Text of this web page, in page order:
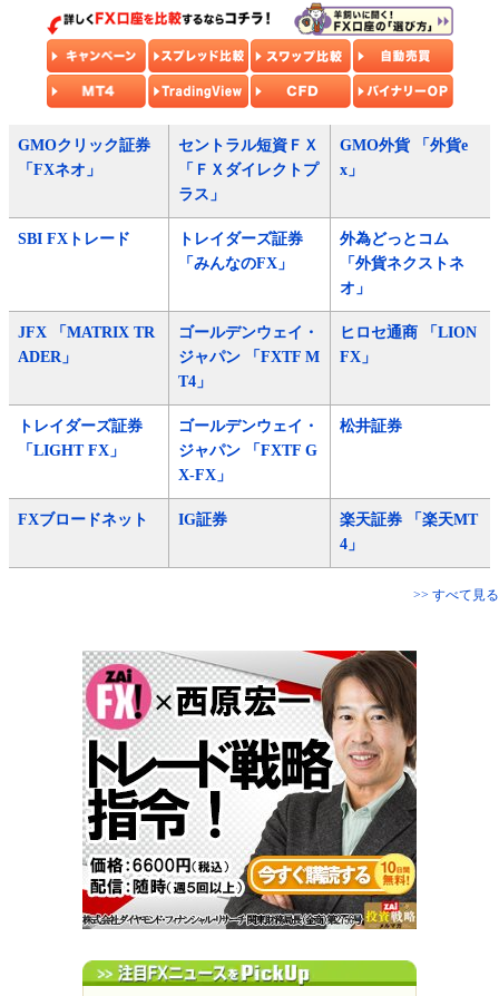
GMOクリック証券
「FXネオ」
セントラル短資ＦＸ
「ＦＸダイレクトプ
ラス」
GMO外貨 「外貨e
x」
SBI FXトレード
トレイダーズ証券
「みんなのFX」
外為どっとコム
「外貨ネクストネ
オ」
JFX 「MATRIX TR
ADER」
ゴールデンウェイ・
ジャパン 「FXTF M
T4」
ヒロセ通商 「LION
FX」
トレイダーズ証券
「LIGHT FX」
ゴールデンウェイ・
ジャパン 「FXTF G
X-FX」
松井証券
FXブロードネット IG証券
楽天証券 「楽天MT
4」
>> すべて見る